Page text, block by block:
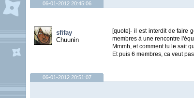
06-01-2012 20:45:06
sfifay
Chuunin
[quote]- il est interdit de faire
membres à une rencontre
Mmmh, et comment tu le sait
Et puis 6 membres, ca veut
06-01-2012 20:51:07